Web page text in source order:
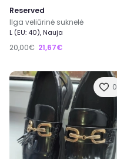
Reserved
Ilga veliūrinė suknelė
L (EU: 40), Nauja
20,00€ 21,67€
0